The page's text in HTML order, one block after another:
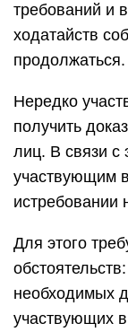
требований и
ходатайств
продолжаться.
Нередко
получить
лиц. В связи с
участвующим
истребовании
Для этого
необходимых
участвующих